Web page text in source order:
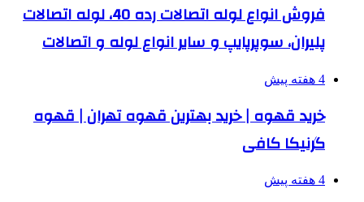
فروش انواع لوله اتصالات رده 40، لوله اتصالات
پلیران، سوپرپایپ و سایر انواع لوله و اتصالات
4 هفته پیش
خرید قهوه | خرید بهترین قهوه تهران | قهوه
گرنیکا کافی
4 هفته پیش